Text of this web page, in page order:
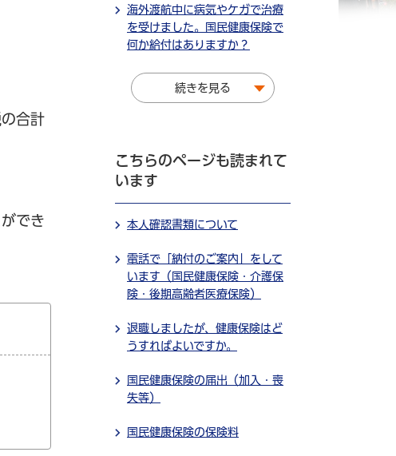
合計
でき
海外渡航中に病気やケガで治療
を受けました。国民健康保険で
何か給付はありますか？
続きを見る
こちらのページも読まれて
います
本人確認書類について
電話で「納付のご案内」をして
います（国民健康保険・介護保
険・後期高齢者医療保険）
退職しましたが、健康保険はど
うすればよいですか。
国民健康保険の届出（加入・喪
失等）
国民健康保険の保険料